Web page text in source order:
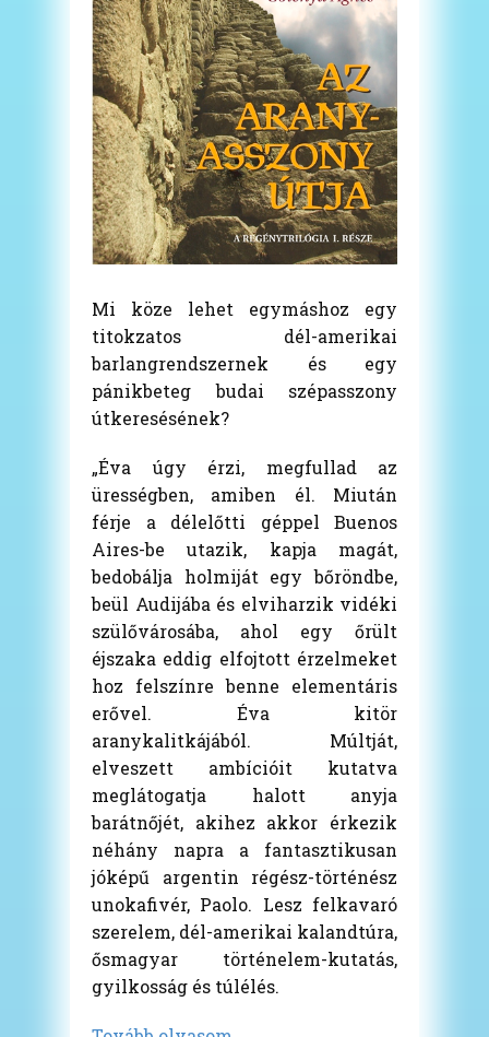
Mi köze lehet egymáshoz egy
titokzatos dél-amerikai
barlangrendszernek és egy
pánikbeteg budai szépasszony
útkeresésének?
„Éva úgy érzi, megfullad az
ürességben, amiben él. Miután
férje a délelőtti géppel Buenos
Aires-be utazik, kapja magát,
bedobálja holmiját egy bőröndbe,
beül Audijába és elviharzik vidéki
szülővárosába, ahol egy őrült
éjszaka eddig elfojtott érzelmeket
hoz felszínre benne elementáris
erővel. Éva kitör
aranykalitkájából. Múltját,
elveszett ambícióit kutatva
meglátogatja halott anyja
barátnőjét, akihez akkor érkezik
néhány napra a fantasztikusan
jóképű argentin régész-történész
unokafivér, Paolo. Lesz felkavaró
szerelem, dél-amerikai kalandtúra,
ősmagyar történelem-kutatás,
gyilkosság és túlélés.